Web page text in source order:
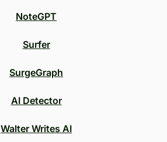
NoteGPT
Surfer
SurgeGraph
AI Detector
Walter Writes AI